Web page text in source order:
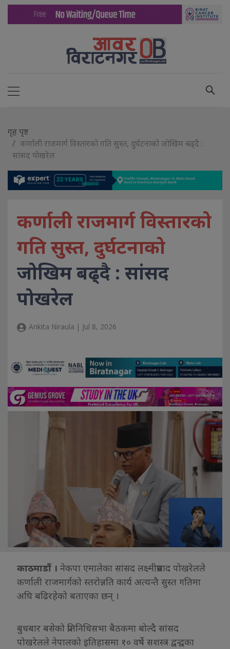
गृह पृष्ट
कर्णाली राजमार्ग विस्तारको गति सुस्त, दुर्घटनाको जोखिम बढ्दै :
सांसद पोखरेल
कर्णाली राजमार्ग विस्तारको
गति सुस्त, दुर्घटनाको
जोखिम बढ्दै : सांसद
पोखरेल
Ankita Niraula | Jul 8, 2026
काठमाडौं । नेकपा एमालेका सांसद लक्ष्मीप्रसाद पोखरेलले
कर्णाली राजमार्गको स्तरोन्नति कार्य अत्यन्तै सुस्त गतिमा
अघि बढिरहेको बताएका छन् ।
बुधबार बसेको प्रतिनिधिसभा बैठकमा बोल्दै सांसद
पोखरेलले नेपालको इतिहासमा १० वर्षे सशस्त्र द्वन्द्वका